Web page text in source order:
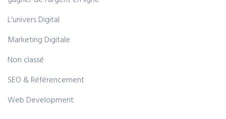
L'univers Digital
Marketing Digitale
Non classé
SEO & Référencement
Web Development